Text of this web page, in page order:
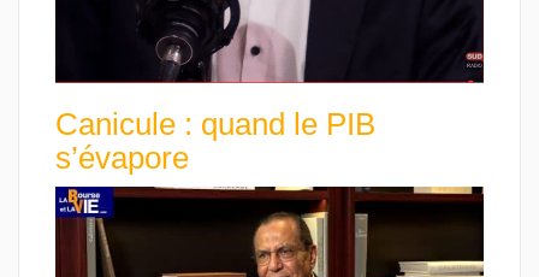
Canicule : quand le PIB
s’évapore